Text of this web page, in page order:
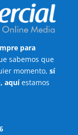
para
sabemos que
momento, sí
aquíestamos